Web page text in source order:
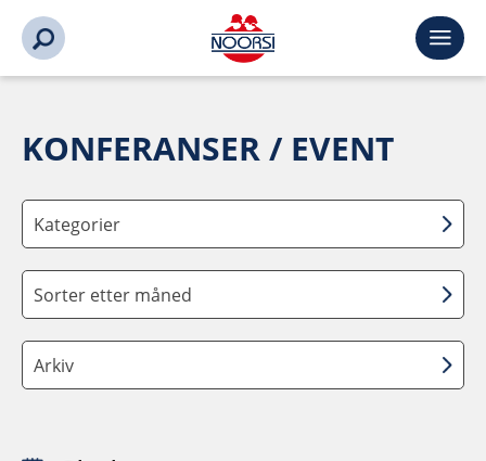
KONFERANSER / EVENT
Kategorier
Sorter etter måned
Arkiv